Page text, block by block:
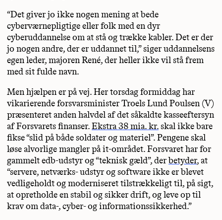
“Det giver jo ikke nogen mening at bede
cyberværnepligtige eller folk med en dyr
cyberuddannelse om at stå og trække kabler. Det er der
jo nogen andre, der er uddannet til,” siger uddannelsens
egen leder, majoren René, der heller ikke vil stå frem
med sit fulde navn.
Men hjælpen er på vej. Her torsdag formiddag har
vikarierende forsvarsminister Troels Lund Poulsen (V)
præsenteret anden halvdel af det såkaldte kasseeftersyn
af Forsvarets finanser.Ekstra 38 mia. kr.skal ikke bare
fikse “slid på både soldater og materiel”. Pengene skal
løse alvorlige mangler på it-området. Forsvaret har for
gammelt edb-udstyr og “teknisk gæld”, derbetyder, at
“servere, netværks- udstyr og software ikke er blevet
vedligeholdt og moderniseret tilstrækkeligt til, på sigt,
at opretholde en stabil og sikker drift, og leve op til
krav om data-, cyber- og informationssikkerhed.”